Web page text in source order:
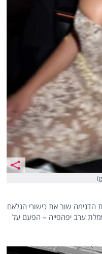
הדגימה שוב את כישורי הגלאם
ערב יפהפייה – הפעם על